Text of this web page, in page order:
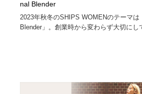
nal Blender
2023年秋冬のSHIPS WOMENのテーマは
Blender」。創業時から変わらず大切にし